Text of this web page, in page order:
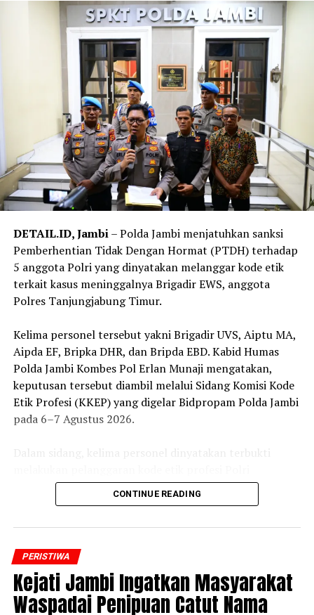
DETAIL.ID, Jambi– Polda Jambi menjatuhkan sanksi
Pemberhentian Tidak Dengan Hormat (PTDH) terhadap
5 anggota Polri yang dinyatakan melanggar kode etik
terkait kasus meninggalnya Brigadir EWS, anggota
Polres Tanjungjabung Timur.
‎Kelima personel tersebut yakni Brigadir UVS, Aiptu MA,
Aipda EF, Bripka DHR, dan Bripda EBD. Kabid Humas
Polda Jambi Kombes Pol Erlan Munaji mengatakan,
keputusan tersebut diambil melalui Sidang Komisi Kode
Etik Profesi (KKEP) yang digelar Bidpropam Polda Jambi
pada 6–7 Agustus 2026.
sebagaimana diatur dalam Pasal 13 Ayat 1 PP Nomor 1
Tahun 2003 dan Peraturan Polri Nomor 7 Tahun 2022
‎”Mereka dinyatakan melakukan perbuatan tercela dan
dijatuhi sanksi administratif berupa PTDH,” kata Erlan
dalam konferensi pers, Jumat malam, 7 Agustus 2026.
CONTINUE READING
PERISTIWA
‎Kejati Jambi Ingatkan Masyarakat
Waspadai Penipuan Catut Nama